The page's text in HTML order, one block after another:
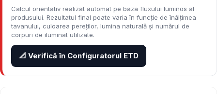
Calcul orientativ realizat automat pe baza fluxului luminos al
produsului. Rezultatul final poate varia în funcție de înălțimea
tavanului, culoarea pereților, lumina naturală și numărul de
corpuri de iluminat utilizate.
📐 Verifică în Configuratorul ETD